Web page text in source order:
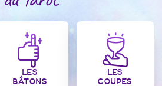
LES
BÂTONS
LES
COUPES